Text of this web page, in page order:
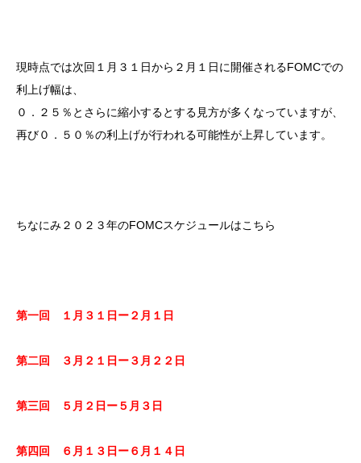
現時点では次回１月３１日から２月１日に開催されるFOMCでの
利上げ幅は、
０．２５％とさらに縮小するとする見方が多くなっていますが、
再び０．５０％の利上げが行われる可能性が上昇しています。
ちなにみ２０２３年のFOMCスケジュールはこちら
第一回 １月３１日ー２月１日
第二回 ３月２１日ー３月２２日
第三回 ５月２日ー５月３日
第四回 ６月１３日ー６月１４日